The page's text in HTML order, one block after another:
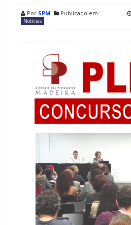
Por SPM Publicado em
Notícias